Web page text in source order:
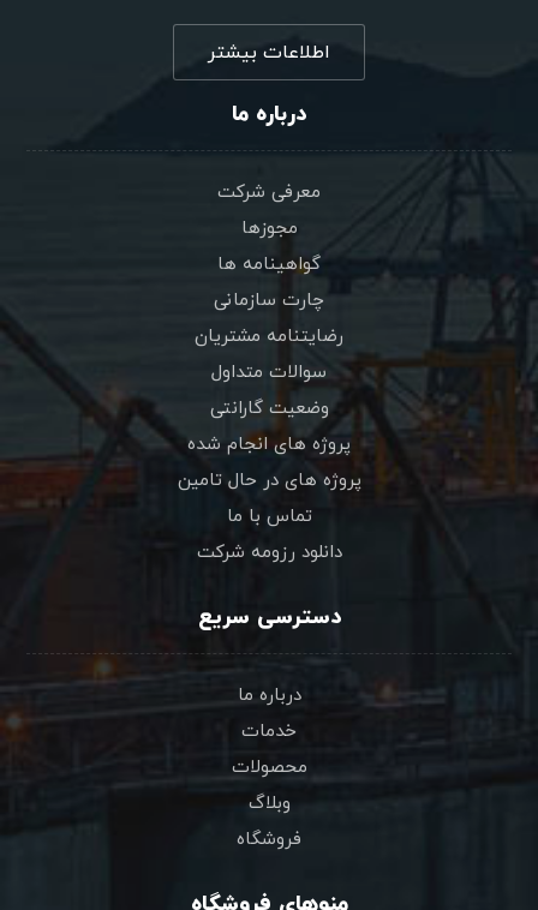
اطلاعات بیشتر
درباره ما
معرفی شرکت
مجوزها
گواهینامه ها
چارت سازمانی
رضایتنامه مشتریان
سوالات متداول
وضعیت گارانتی
پروژه های انجام شده
پروژه های در حال تامین
تماس با ما
دانلود رزومه شرکت
دسترسی سریع
درباره ما
خدمات
محصولات
وبلاگ
فروشگاه